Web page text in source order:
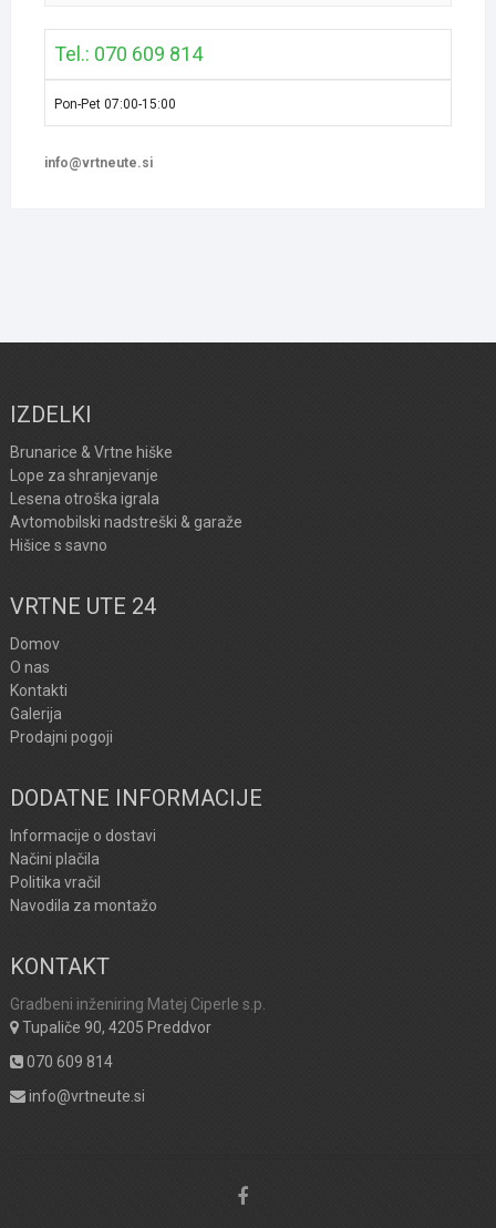
Tel.: 070 609 814
Pon-Pet 07:00-15:00
info@vrtneute.si
IZDELKI
Brunarice & Vrtne hiške
Lope za shranjevanje
Lesena otroška igrala
Avtomobilski nadstreški & garaže
Hišice s savno
VRTNE UTE 24
Domov
O nas
Kontakti
Galerija
Prodajni pogoji
DODATNE INFORMACIJE
Informacije o dostavi
Načini plačila
Politika vračil
Navodila za montažo
KONTAKT
Gradbeni inženiring Matej Ciperle s.p.
Tupaliče 90, 4205 Preddvor
070 609 814
info@vrtneute.si
Facebook